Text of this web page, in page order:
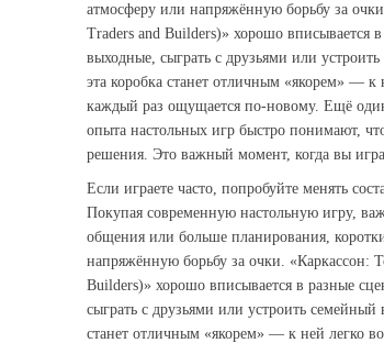
атмосферу или напряжённую борьбу за
Traders and Builders)» хорошо вписывается
выходные, сыграть с друзьями или
эта коробка станет отличным «якорем» — к
каждый раз ощущается по‑новому. Ещё
опыта настольных игр быстро понимают,
решения. Это важный момент, когда вы
Если играете часто, попробуйте менять
Покупая современную настольную игру,
общения или больше планирования,
напряжённую борьбу за очки. «Каркаcсон:
Builders)» хорошо вписывается в разные
сыграть с друзьями или устроить
станет отличным «якорем» — к ней легко